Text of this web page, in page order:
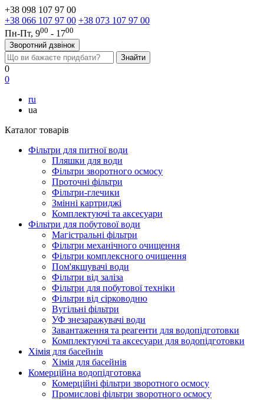
+38 098 107 97 00
+38 066 107 97 00 +38 073 107 97 00
Пн-Пт, 900 - 1700
Зворотний дзвінок
0
0
ru
ua
Каталог товарів
Фільтри для питної води
Пляшки для води
Фільтри зворотного осмосу
Проточні фільтри
Фільтри-глечики
Змінні картриджі
Комплектуючі та аксесуари
Фільтри для побутової води
Магістральні фільтри
Фільтри механічного очищення
Фільтри комплексного очищення
Пом'якшувачі води
Фільтри від заліза
Фільтри для побутової техніки
Фільтри від сірководню
Вугільні фільтри
УФ знезаражувачі води
Завантаження та реагенти для водопідготовки
Комплектуючі та аксесуари для водопідготовки
Хімія для басейнів
Хімія для басейнів
Комерційна водопідготовка
Комерційні фільтри зворотного осмосу
Промислові фільтри зворотного осмосу